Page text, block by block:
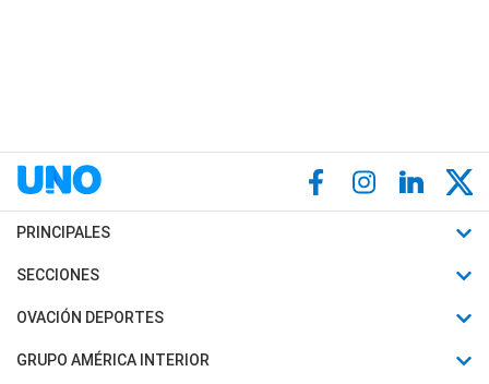
PRINCIPALES
Últimas Noticias
Política
SECCIONES
Horóscopo
Motores
OVACIÓN DEPORTES
Fútbol
GRUPO AMÉRICA INTERIOR